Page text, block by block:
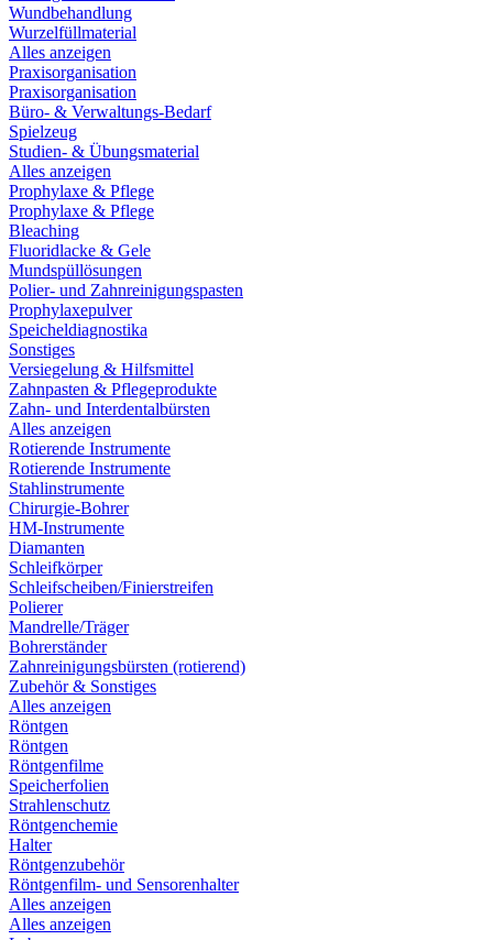
Wundbehandlung
Wurzelfüllmaterial
Alles anzeigen
Praxisorganisation
Praxisorganisation
Büro- & Verwaltungs-Bedarf
Spielzeug
Studien- & Übungsmaterial
Alles anzeigen
Prophylaxe & Pflege
Prophylaxe & Pflege
Bleaching
Fluoridlacke & Gele
Mundspüllösungen
Polier- und Zahnreinigungspasten
Prophylaxepulver
Speicheldiagnostika
Sonstiges
Versiegelung & Hilfsmittel
Zahnpasten & Pflegeprodukte
Zahn- und Interdentalbürsten
Alles anzeigen
Rotierende Instrumente
Rotierende Instrumente
Stahlinstrumente
Chirurgie-Bohrer
HM-Instrumente
Diamanten
Schleifkörper
Schleifscheiben/Finierstreifen
Polierer
Mandrelle/Träger
Bohrerständer
Zahnreinigungsbürsten (rotierend)
Zubehör & Sonstiges
Alles anzeigen
Röntgen
Röntgen
Röntgenfilme
Speicherfolien
Strahlenschutz
Röntgenchemie
Halter
Röntgenzubehör
Röntgenfilm- und Sensorenhalter
Alles anzeigen
Alles anzeigen